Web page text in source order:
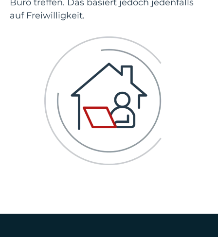
Büro treffen. Das basiert jedoch jedenfalls
auf Freiwilligkeit.